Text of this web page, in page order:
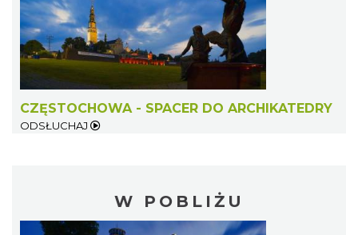
CZĘSTOCHOWA - SPACER DO ARCHIKATEDRY
ODSŁUCHAJ
W POBLIŻU